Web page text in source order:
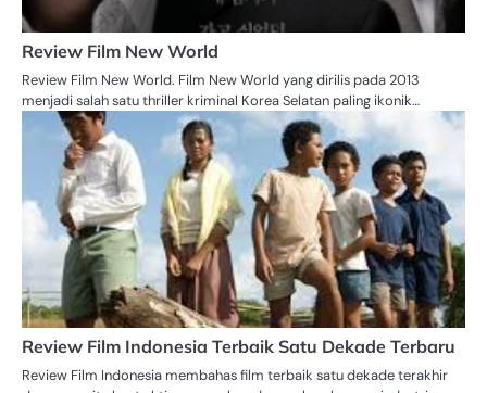
Review Film New World
Review Film New World. Film New World yang dirilis pada 2013
menjadi salah satu thriller kriminal Korea Selatan paling ikonik…
Review Film Indonesia Terbaik Satu Dekade Terbaru
Review Film Indonesia membahas film terbaik satu dekade terakhir